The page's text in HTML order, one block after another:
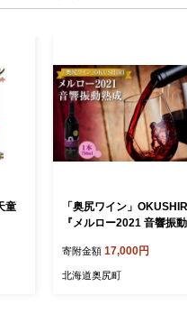
童
「奥尻ワイン」
『メルロー2021 音響振
イン 赤ワイン メルロー 赤
アルコール 北海道 奥尻町
寄附金額 17,000円
北海道奥尻町